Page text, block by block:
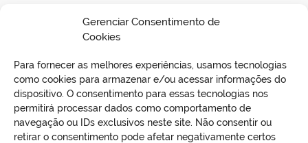
Gerenciar Consentimento de
Cookies
Para fornecer as melhores experiências, usamos tecnologias
como cookies para armazenar e/ou acessar informações do
dispositivo. O consentimento para essas tecnologias nos
permitirá processar dados como comportamento de
navegação ou IDs exclusivos neste site. Não consentir ou
retirar o consentimento pode afetar negativamente certos
Como expressão de profundo pesar, fica
decretado luto oficial de três dias em todo
território de Curionópolis.